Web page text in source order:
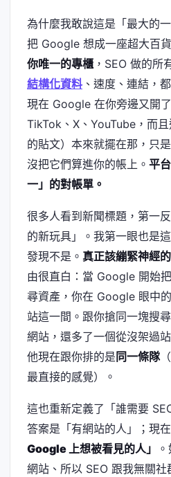
為什麼我敢說這是「最大的
把 Google 想成一座超大百
你唯一的專櫃 ，SEO 做的所
結構化資料 、速度、連結，
現在 Google 在你旁邊又開
TikTok、X、YouTube，而
的貼文）本來就擺在那，只
沒把它們算進你的帳上。 平
一」的對帳單。
很多人看到新聞標題，第一
的新玩具」。我第一眼也是
發現不是。 真正該繃緊神經
由很直白：當 Google 開始
尋資產，你在 Google 眼中
站這一間。跟你搶同一塊搜
網站，還多了一個從沒架過
他現在跟你排的是同一條隊
最直接的感覺）。
這也重新定義了「誰需要
答案是「有網站的人」；現
Google 上想被看見的人」
網站、所以 SEO 跟我無關